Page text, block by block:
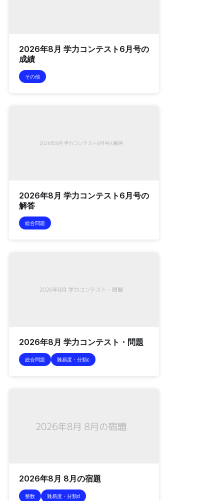
2026年8月 学力コンテスト6月号の
成績
その他
2026年8月 学力コンテスト6月号の
解答
総合問題
2026年8月 学力コンテスト・問題
総合問題 難易度・分類c
2026年8月 8月の宿題
整数 難易度・分類d